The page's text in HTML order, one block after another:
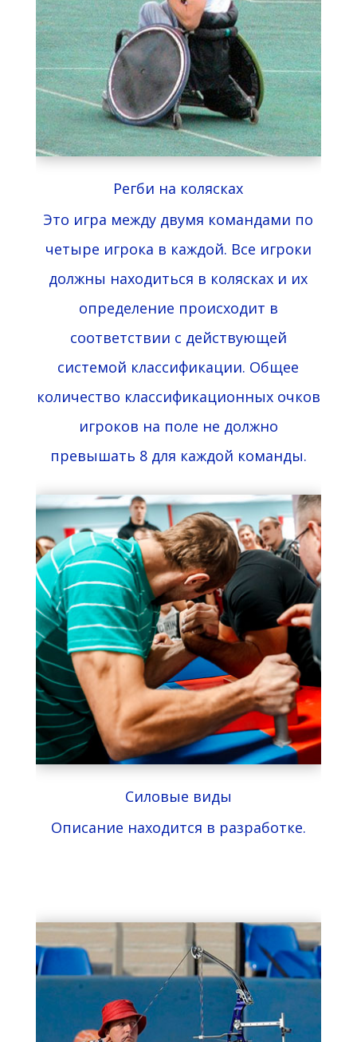
Регби на колясках
Это игра между двумя командами по
четыре игрока в каждой. Все игроки
должны находиться в колясках и их
определение происходит в
соответствии с действующей
системой классификации. Общее
количество классификационных очков
игроков на поле не должно
превышать 8 для каждой команды.
Силовые виды
Описание находится в разработке.